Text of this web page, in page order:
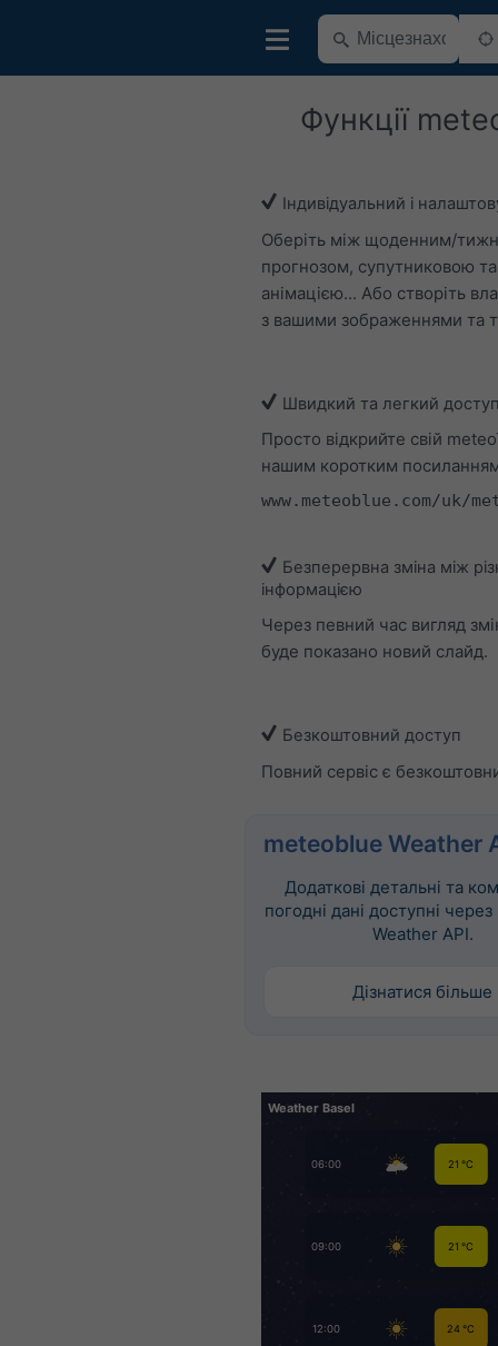
Функції
Індивідуальний і
Оберіть між щоденним/
прогнозом, супутниковою
анімацією... Або створіть
з вашими зображеннями та
Швидкий та легкий
Просто відкрийте свій
нашим коротким
www.meteoblue.com/uk/
Безперервна зміна між
інформацією
Через певний час вигляд
буде показано новий слайд.
Безкоштовний доступ
Повний сервіс є
meteoblue Weather
Додаткові детальні та
погодні дані доступні
Weather API.
Дізнатися більше